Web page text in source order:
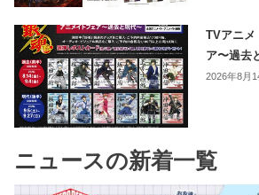
TVアニメ
ア〜過去
2026年8月
ニュースの新着一覧